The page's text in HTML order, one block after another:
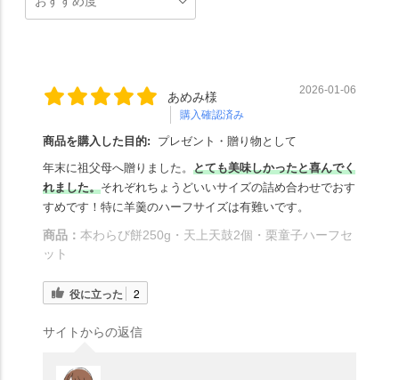
あめみ様
購入確認済み
2026-01-06
商品を購入した目的:
プレゼント・贈り物として
年末に祖父母へ贈りました。 とても美味しかったと喜んでく
れました。それぞれちょうどいいサイズの詰め合わせでおす
すめです！特に羊羹のハーフサイズは有難いです。
商品： 本わらび餅250g・天上天鼓2個・栗童子ハーフセ
ット
役に立った 2
サイトからの返信